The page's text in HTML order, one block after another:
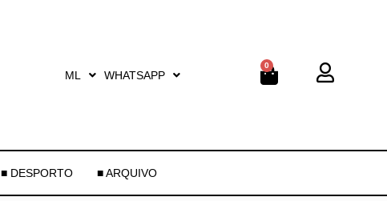
ML WHATSAPP
0
■ DESPORTO ■ ARQUIVO